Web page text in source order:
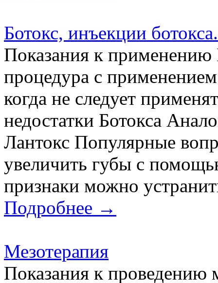
Ботокс, инъекции
Показания к применению
процедура с
когда не следует
недостатки Ботокса
Лантокс Популярные
увеличить губы с
признаки можно
Подробнее →
Мезотерапия
Показания к проведению